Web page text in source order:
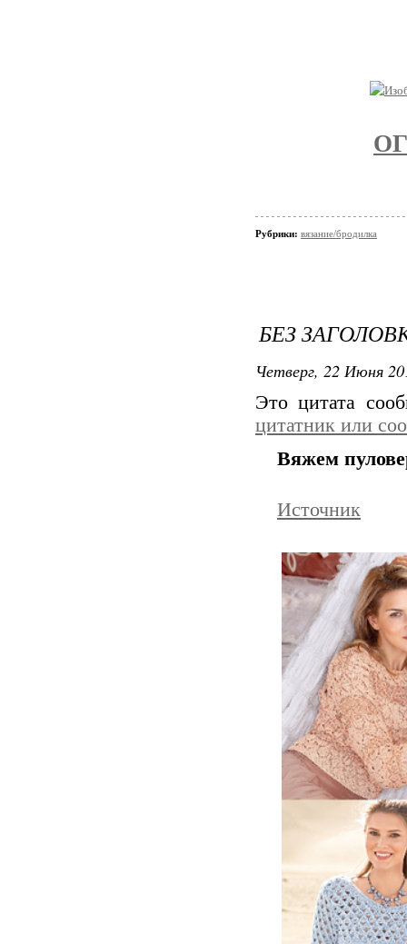
Рубрики: вязание/бродилка
БЕЗ
Четверг, 22 Июня
Это цитата
цитатник или
Вяжем
Источник